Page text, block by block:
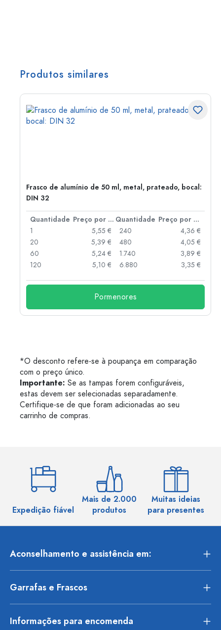
Produtos similares
Frasco de alumínio de 50 ml, metal, prateado, bocal:
DIN 32
Quantidade Preço por peça Quantidade
Preço por peça
1
5,55 €
20
5,39 €
60
5,24 €
120
5,10 €
240
4,36 €
480
4,05 €
1.740
3,89 €
6.880
3,35 €
Pormenores
*O desconto refere-se à poupança em comparação
com o preço único.
Importante: Se as tampas forem configuráveis,
estas devem ser selecionadas separadamente.
Certifique-se de que foram adicionadas ao seu
carrinho de compras.
Expedição fiável
Mais de 2.000
produtos
Muitas ideias
para presentes
Aconselhamento e assistência em:
Garrafas e Frascos
Informações para encomenda